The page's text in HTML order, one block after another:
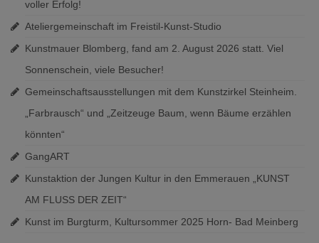
voller Erfolg!
Ateliergemeinschaft im Freistil-Kunst-Studio
Kunstmauer Blomberg, fand am 2. August 2026 statt. Viel
Sonnenschein, viele Besucher!
Gemeinschaftsausstellungen mit dem Kunstzirkel Steinheim.
„Farbrausch“ und „Zeitzeuge Baum, wenn Bäume erzählen
könnten“
GangART
Kunstaktion der Jungen Kultur in den Emmerauen „KUNST
AM FLUSS DER ZEIT“
Kunst im Burgturm, Kultursommer 2025 Horn- Bad Meinberg